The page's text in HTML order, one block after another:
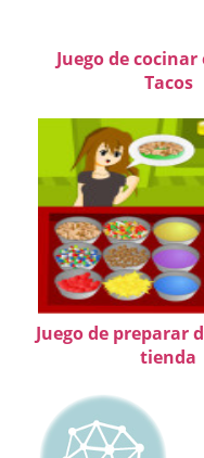
Juego de cocinar
Tacos
Juego de preparar
tienda